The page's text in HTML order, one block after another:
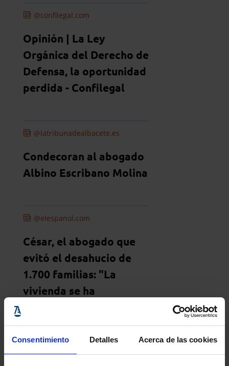
Consentimiento Detalles Acerca de las cookies
@confilegal.com
Opinión | La Ley
Orgánica del Derecho de
Defensa, la oportunidad
perdida - Confilegal
@latribunadealbacete.es
Condecoran al abogado
Albino Escribano Molina
@elespanol.com
César, el abogado que
evitó el desahucio de
1.700 familias: "La
vivienda se ha
inversión"